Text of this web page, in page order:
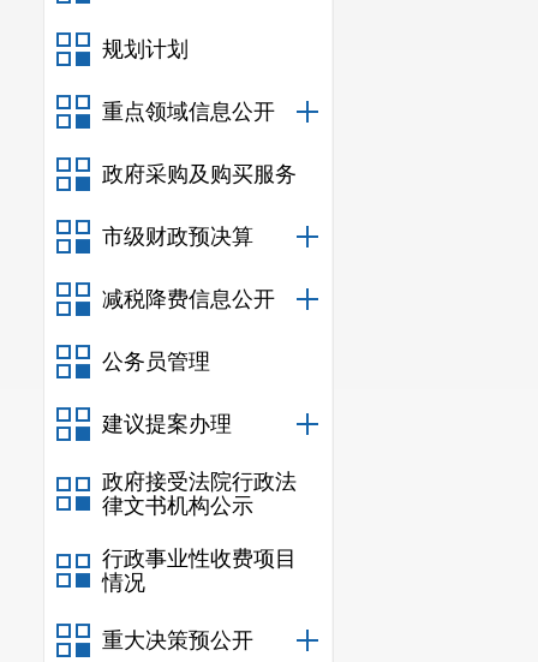
规划计划
重点领域信息公开
政府采购及购买服务
市级财政预决算
减税降费信息公开
公务员管理
建议提案办理
政府接受法院行政法
律文书机构公示
行政事业性收费项目
情况
重大决策预公开